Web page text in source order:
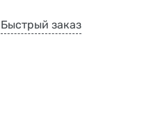
Быстрый заказ